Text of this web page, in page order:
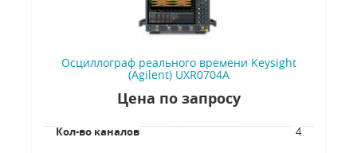
Осциллограф реального времени Keysight
(Agilent) UXR0704A
Цена по запросу
Кол-во каналов 4